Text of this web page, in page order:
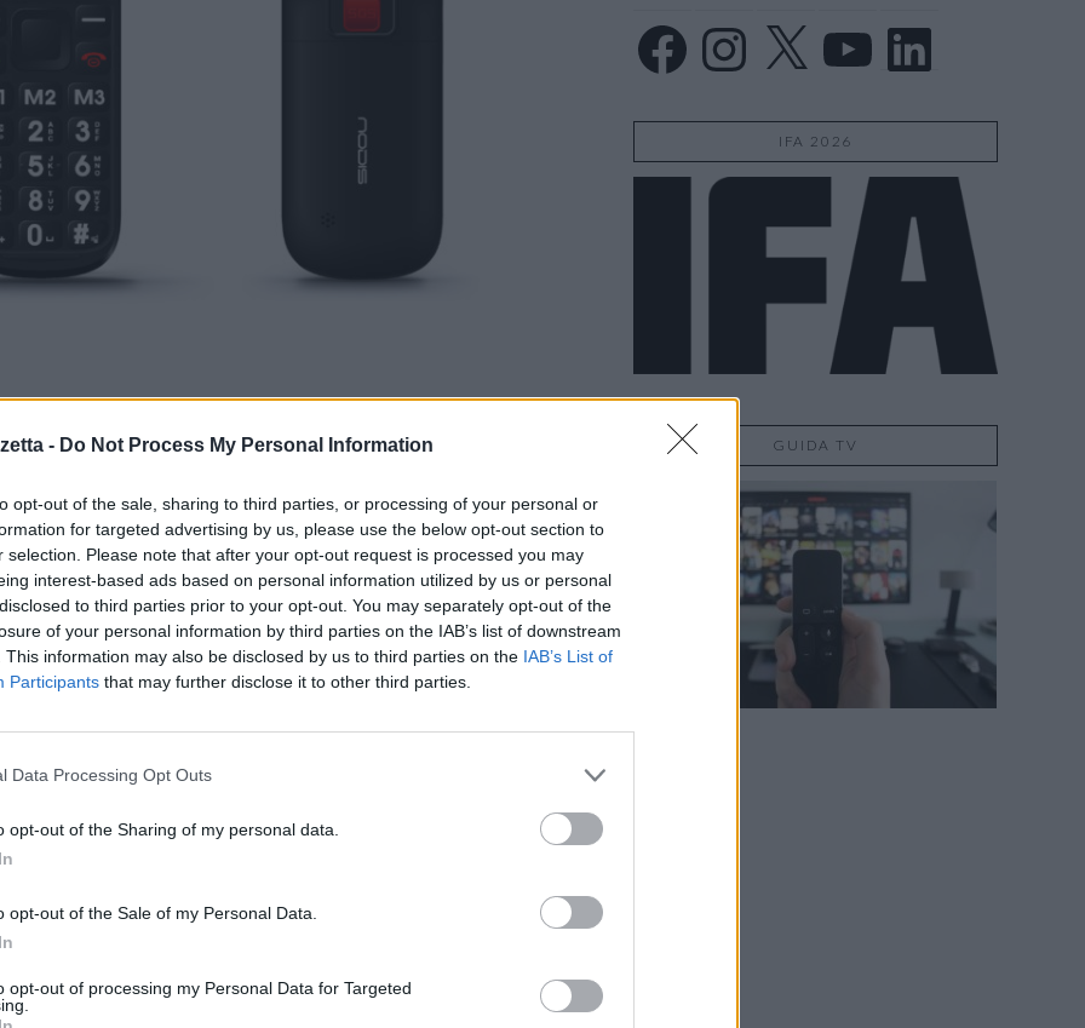
- Do Not Process My Personal Information
opt-out of the sale, sharing to third parties, or processing of your personal or
for targeted advertising by us, please use the below opt-out section to
selection. Please note that after your opt-out request is processed you may
interest-based ads based on personal information utilized by us or personal
to third parties prior to your opt-out. You may separately opt-out of the
of your personal information by third parties on the IAB’s list of downstream
This information may also be disclosed by us to third parties on the IAB’s List of
Participants that may further disclose it to other third parties.
Data Processing Opt Outs
opt-out of the Sharing of my personal data.
opt-out of the Sale of my Personal Data.
opt-out of processing my Personal Data for Targeted
sim di casa Nodis
arricchire la già
(solo 180g con
qualsiasi tipo
x 51,8 x 19,8
di giacche,
di avere
ad esempio,
scegliere ed utilizzare dallo stesso dispositivo i piani tariffari degli
del Nodis SN-08, è ildoppio display
che rende questo cellulare
interno da 2,4” vanta uno schermo estremamente luminoso che
di settaggio che si desidera effettuare. Il display esterno da 1,8”,
batteria, l’ora, l’intensità del segnale, l’arrivo di un sms, nonché nome
sul retro del dispositivo, impostato per chiamare 5 contatti per le
Facebook Instagram YouTube LinkedIn
IFA 2026
GUIDA TV